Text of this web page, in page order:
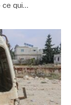
ce qui…